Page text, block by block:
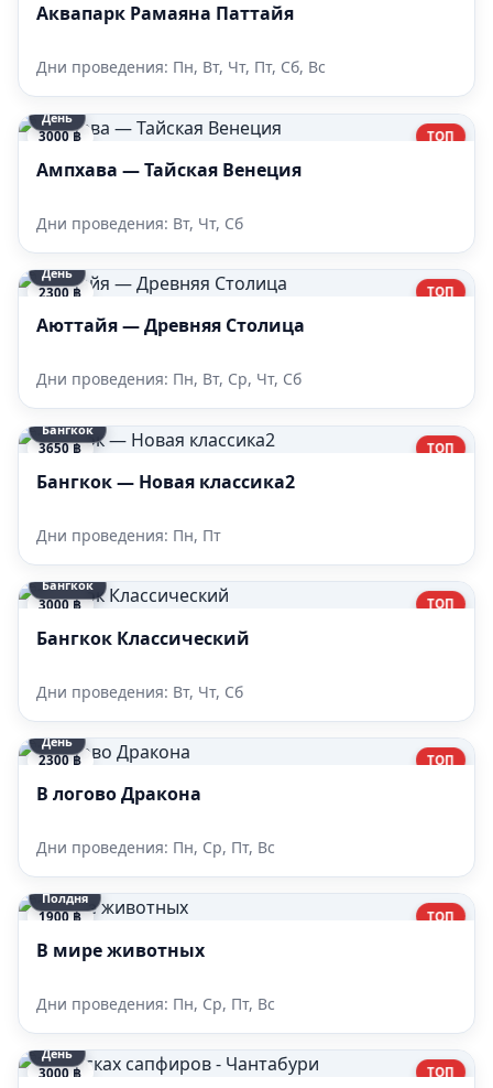
Аквапарк Рамаяна Паттайя
Дни проведения: Пн, Вт, Чт, Пт, Сб, Вс
3000 ฿ ТОП
День
Ампхава — Тайская Венеция
Дни проведения: Вт, Чт, Сб
2300 ฿ ТОП
День
Аюттайя — Древняя Столица
Дни проведения: Пн, Вт, Ср, Чт, Сб
3650 ฿ ТОП
Бангкок
Бангкок — Новая классика2
Дни проведения: Пн, Пт
3000 ฿ ТОП
Бангкок
Бангкок Классический
Дни проведения: Вт, Чт, Сб
2300 ฿ ТОП
День
В логово Дракона
Дни проведения: Пн, Ср, Пт, Вс
1900 ฿ ТОП
Полдня
В мире животных
Дни проведения: Пн, Ср, Пт, Вс
3000 ฿ ТОП
День